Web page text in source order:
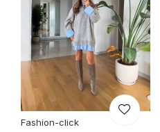
Fashion-click